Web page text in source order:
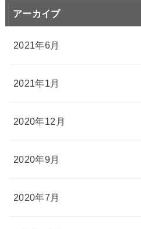
アーカイブ
2021年6月
2021年1月
2020年12月
2020年9月
2020年7月